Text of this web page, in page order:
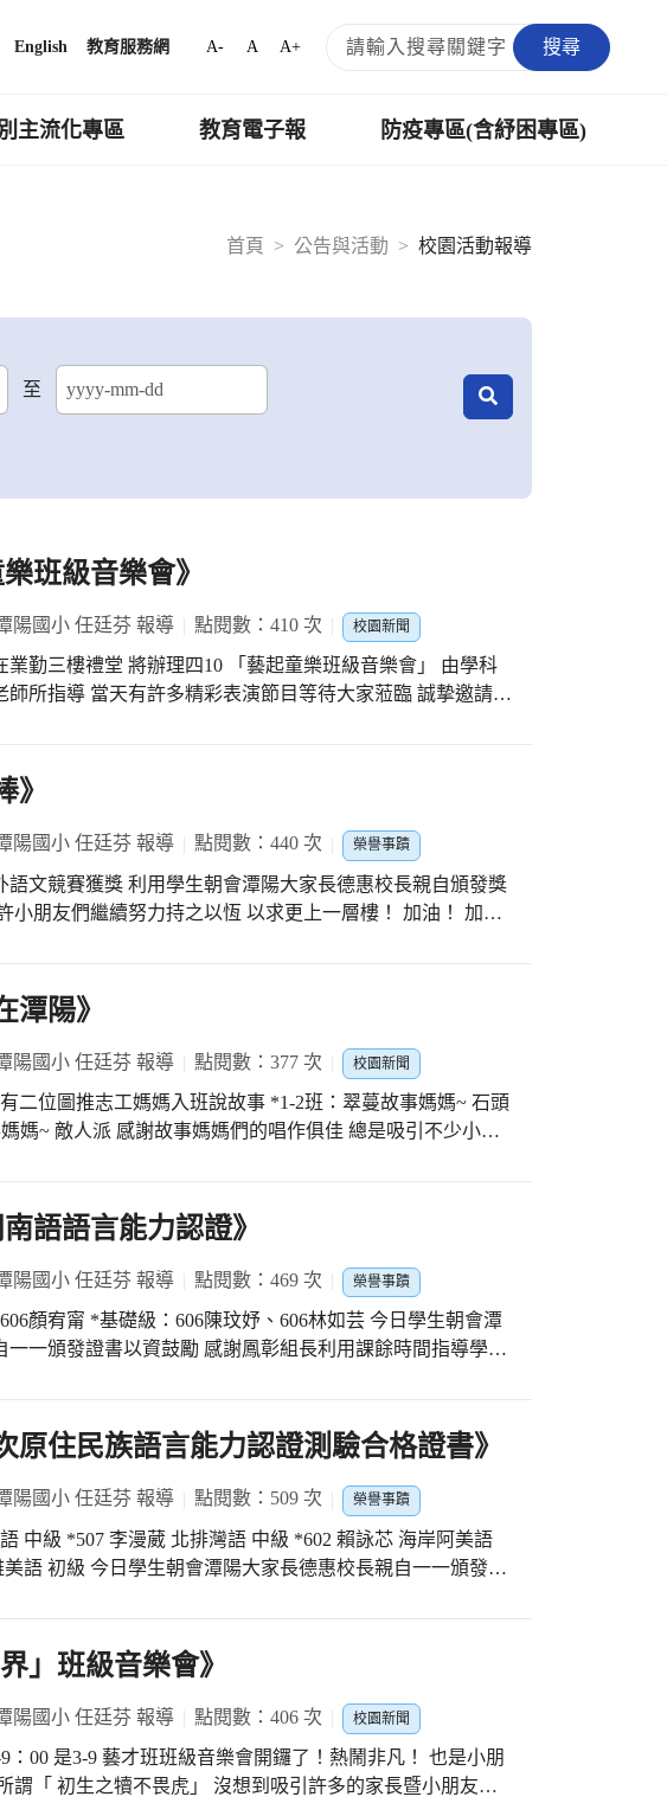
English 教育服務網 A- A A+ 搜尋
主流化專區 教育電子報 防疫專區(含紓困專區)
首頁
公告與活動 校園活動報導
至
班級音樂會》
陽國小 任廷芬 報導 點閱數：410 次 校園新聞
業勤三樓禮堂 將辦理四10 「藝起童樂班級音樂會」 由學科
師所指導 當天有許多精彩表演節目等待大家蒞臨 誠摯邀請大
》
陽國小 任廷芬 報導 點閱數：440 次 榮譽事蹟
語文競賽獲獎 利用學生朝會潭陽大家長德惠校長親自頒發獎
小朋友們繼續努力持之以恆 以求更上一層樓！ 加油！ 加
潭陽》
陽國小 任廷芬 報導 點閱數：377 次 校園新聞
二位圖推志工媽媽入班說故事 *1-2班：翠蔓故事媽媽~ 石頭
媽~ 敵人派 感謝故事媽媽們的唱作俱佳 總是吸引不少小朋
南語語言能力認證》
陽國小 任廷芬 報導 點閱數：469 次 榮譽事蹟
一一頒發證書以資鼓勵 感謝鳳彰組長利用課餘時間指導學生
原住民族語言能力認證測驗合格證書》
陽國小 任廷芬 報導 點閱數：509 次 榮譽事蹟
漫葳 北排灣語 中級 *602 賴詠芯 海岸阿美語
自一一頒發合
」班級音樂會》
陽國小 任廷芬 報導 點閱數：406 次 校園新聞
：00 是3-9 藝才班班級音樂會開鑼了！熱鬧非凡！ 也是小朋
謂「 初生之犢不畏虎」 沒想到吸引許多的家長暨小朋友參